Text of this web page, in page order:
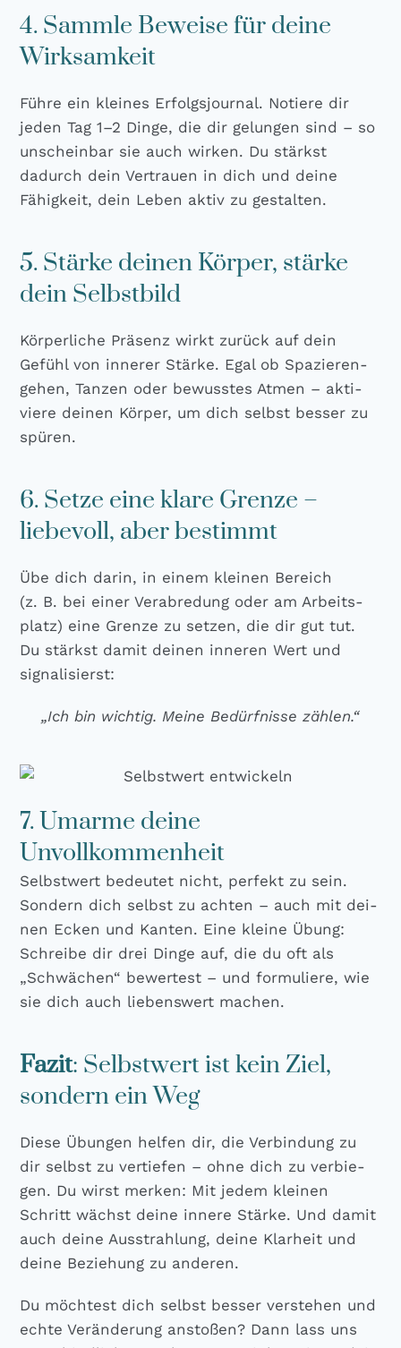
4. Sammle Beweise für deine
Wirksamkeit
Füh­re ein klei­nes Erfolgs­jour­nal. Notie­re dir
jeden Tag 1–2 Din­ge, die dir gelun­gen sind – so
unschein­bar sie auch wir­ken. Du stärkst
dadurch dein Ver­trau­en in dich und dei­ne
Fähig­keit, dein Leben aktiv zu gestal­ten.
5. Stärke deinen Körper, stärke
dein Selbstbild
Kör­per­li­che Prä­senz wirkt zurück auf dein
Gefühl von inne­rer Stär­ke. Egal ob Spa­zie­ren­
ge­hen, Tan­zen oder bewuss­tes Atmen – akti­
vie­re dei­nen Kör­per, um dich selbst bes­ser zu
spü­ren.
6. Setze eine klare Grenze –
liebevoll, aber bestimmt
Übe dich dar­in, in einem klei­nen Bereich
(z. B. bei einer Ver­ab­re­dung oder am Arbeits­
platz) eine Gren­ze zu set­zen, die dir gut tut.
Du stärkst damit dei­nen inne­ren Wert und
signa­li­sierst:
„Ich bin wich­tig. Mei­ne Bedürf­nis­se zäh­len.“
7. Umarme deine
Unvollkommenheit
Selbst­wert bedeu­tet nicht, per­fekt zu sein.
Son­dern dich selbst zu ach­ten – auch mit dei­
nen Ecken und Kan­ten. Eine klei­ne Übung:
Schrei­be dir drei Din­ge auf, die du oft als
„Schwä­chen“ bewer­test – und for­mu­lie­re, wie
sie dich auch lie­bens­wert machen.
Fazit: Selbstwert ist kein Ziel,
sondern ein Weg
Die­se Übun­gen hel­fen dir, die Ver­bin­dung zu
dir selbst zu ver­tie­fen – ohne dich zu ver­bie­
gen. Du wirst mer­ken: Mit jedem klei­nen
Schritt wächst dei­ne inne­re Stär­ke. Und damit
auch dei­ne Aus­strah­lung, dei­ne Klar­heit und
dei­ne Bezie­hung zu ande­ren.
Du möch­test dich selbst bes­ser ver­ste­hen und
ech­te Ver­än­de­rung ansto­ßen? Dann lass uns